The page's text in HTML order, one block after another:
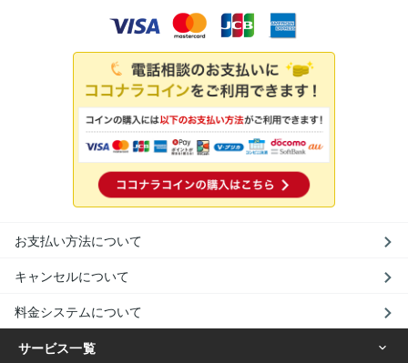
お支払い方法について
キャンセルについて
料金システムについて